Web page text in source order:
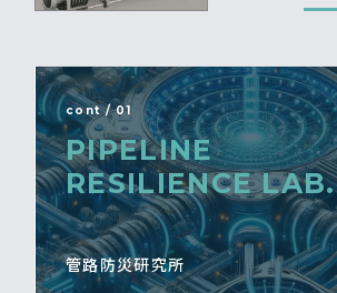
cont / 01
PIPELINE
RESILIENCE LAB.
管路防災研究所